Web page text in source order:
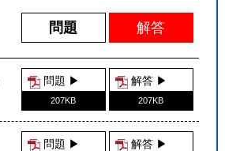
問題 解答
問題 ▶︎
207KB
解答 ▶︎
207KB
問題 ▶︎ 解答 ▶︎